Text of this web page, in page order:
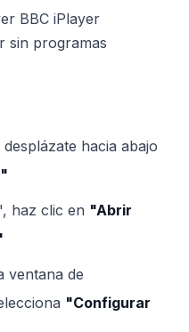
BBC iPlayer
sin programas
hacia abajo
haz clic en "Abrir
ventana de
"Configurar